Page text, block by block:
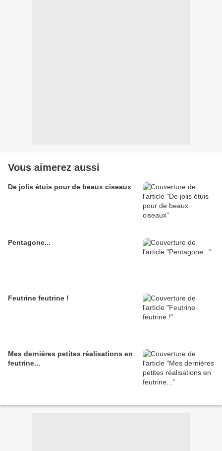
Vous aimerez aussi
De jolis étuis pour de beaux ciseaux
Pentagone...
Feutrine feutrine !
Mes dernières petites réalisations en
feutrine...